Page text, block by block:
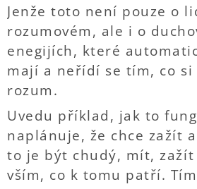
Jenže toto není pouze o
rozumovém, ale i o
enegijích, které
mají a neřídí se tím, co si
rozum.
Uvedu příklad, jak to
naplánuje, že chce zažít
to je být chudý, mít, zažít
vším, co k tomu patří.